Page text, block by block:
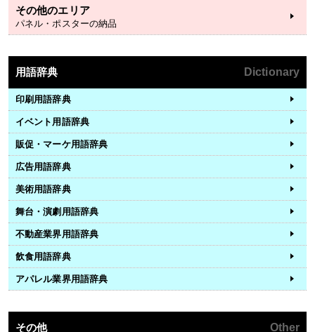
その他のエリア
パネル・ポスターの納品
用語辞典 Dictionary
印刷用語辞典
イベント用語辞典
販促・マーケ用語辞典
広告用語辞典
美術用語辞典
舞台・演劇用語辞典
不動産業界用語辞典
飲食用語辞典
アパレル業界用語辞典
その他 Other